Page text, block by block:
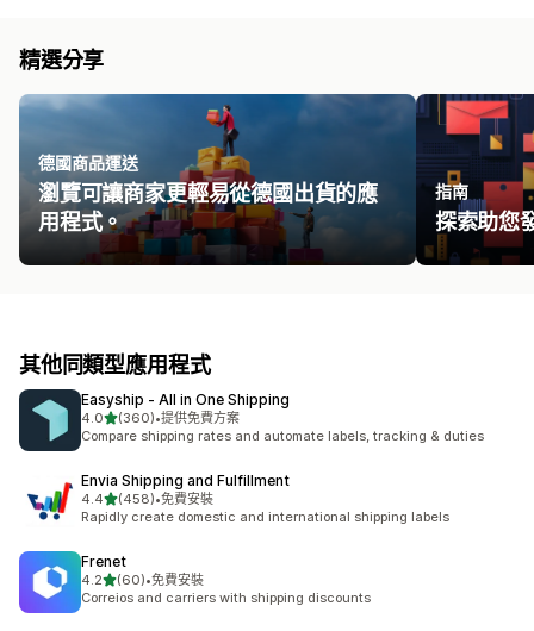
精選分享
德國商品運送
瀏覽可讓商家更輕易從德國出貨的應
用程式。
指南
探索助您
其他同類型應用程式
Easyship ‑ All in One Shipping
4.0滿分 5 顆星
(360)
共有 360 則評價
•提供免費方案
Compare shipping rates and automate labels, tracking & duties
Envia Shipping and Fulfillment
4.4滿分 5 顆星
(458)
共有 458 則評價
•免費安裝
Rapidly create domestic and international shipping labels
Frenet
4.2滿分 5 顆星
(60)
共有 60 則評價
•免費安裝
Correios and carriers with shipping discounts